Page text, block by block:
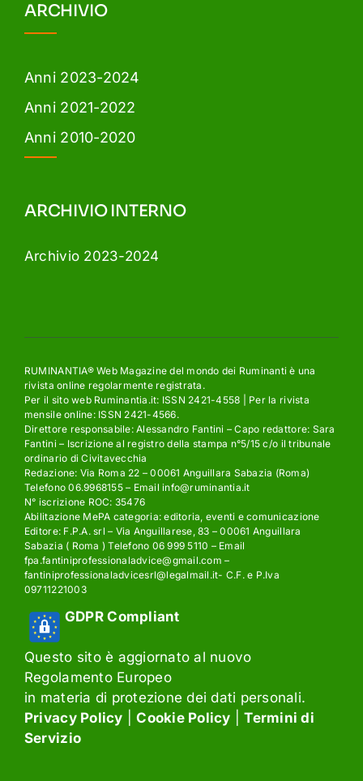
ARCHIVIO
Anni 2023-2024
Anni 2021-2022
Anni 2010-2020
ARCHIVIO INTERNO
Archivio 2023-2024
RUMINANTIA® Web Magazine del mondo dei Ruminanti è una
rivista online regolarmente registrata.
Per il sito web Ruminantia.it: ISSN 2421-4558 | Per la rivista
mensile online: ISSN 2421-4566.
Direttore responsabile: Alessandro Fantini – Capo redattore: Sara
Fantini – Iscrizione al registro della stampa n°5/15 c/o il tribunale
ordinario di Civitavecchia
Redazione: Via Roma 22 – 00061 Anguillara Sabazia (Roma)
Telefono 06.9968155 – Email info@ruminantia.it
N° iscrizione ROC: 35476
Abilitazione MePA categoria: editoria, eventi e comunicazione
Editore: F.P.A. srl – Via Anguillarese, 83 – 00061 Anguillara
Sabazia ( Roma ) Telefono 06 999 5110 – Email
fpa.fantiniprofessionaladvice@gmail.com –
fantiniprofessionaladvicesrl@legalmail.it- C.F. e P.Iva
09711221003
GDPR Compliant
Questo sito è aggiornato al nuovo
Regolamento Europeo
in materia di protezione dei dati personali.
Privacy Policy |Cookie Policy |Termini di
Servizio